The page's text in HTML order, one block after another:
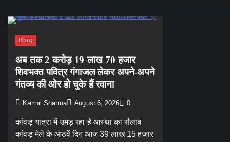
Blog
अब तक 2 करोड़ 19 लाख 70 हजार
शिवभक्त पवित्र गंगाजल लेकर अपने-अपने
गंतव्य की ओर हो चुके हैं रवाना
Kamal Sharma August 6, 2026 0
कांवड़ यात्रा में उमड़ रहा है आस्था का सैलाब
कांवड़ मेले के आठवें दिन आज 39 लाख 15 हजार